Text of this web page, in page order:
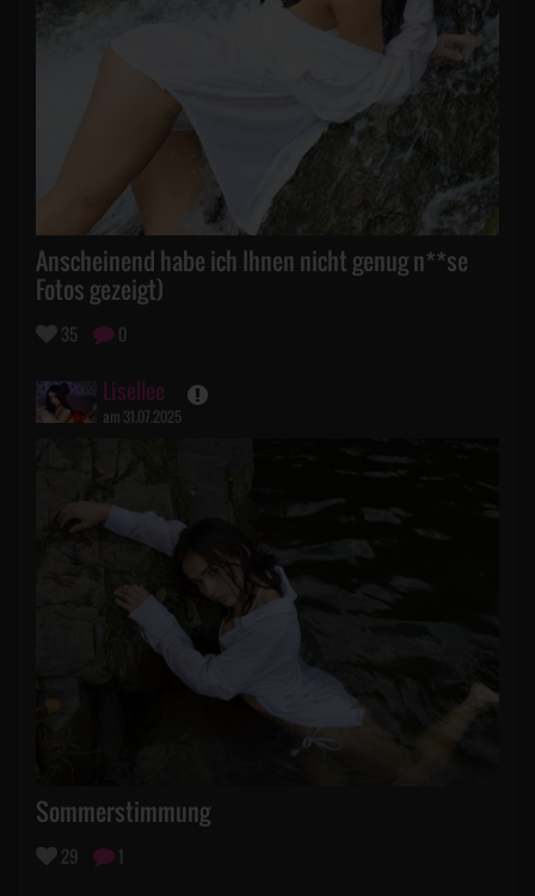
Anscheinend habe ich Ihnen nicht genug n**se
Fotos gezeigt)
35 0
Lisellee
am 31.07.2025
Sommerstimmung
29 1